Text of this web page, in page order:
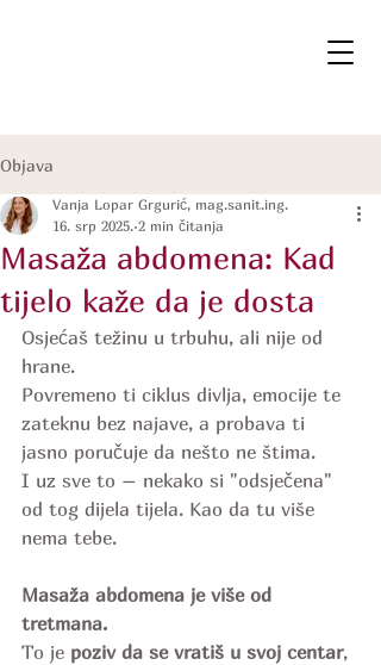
Objava
Masaža abdomena: Kad
tijelo kaže da je dosta
Vanja Lopar Grgurić, mag.sanit.ing.
16. srp 2025. 2 min čitanja
Osjećaš težinu u trbuhu, ali nije od
hrane.
Povremeno ti ciklus divlja, emocije te
zateknu bez najave, a probava ti
jasno poručuje da nešto ne štima.
I uz sve to – nekako si "odsječena"
od tog dijela tijela. Kao da tu više
nema tebe.
Masaža abdomena je više od
tretmana.
To je poziv da se vratiš u svoj centar,